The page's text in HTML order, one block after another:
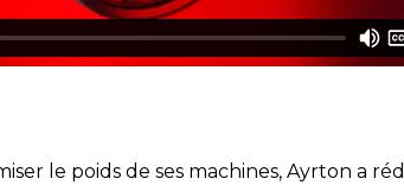
le poids de ses machines, Ayrton a